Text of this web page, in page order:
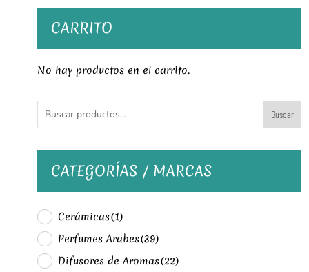
CARRITO
No hay productos en el carrito.
Buscar
CATEGORÍAS / MARCAS
Cerámicas(1)
Perfumes Arabes(39)
Difusores de Aromas(22)